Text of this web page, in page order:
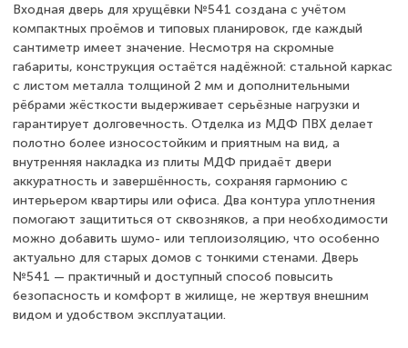
Входная дверь для хрущёвки №541 создана с учётом
компактных проёмов и типовых планировок, где каждый
сантиметр имеет значение. Несмотря на скромные
габариты, конструкция остаётся надёжной: стальной каркас
с листом металла толщиной 2 мм и дополнительными
рёбрами жёсткости выдерживает серьёзные нагрузки и
гарантирует долговечность. Отделка из МДФ ПВХ делает
полотно более износостойким и приятным на вид, а
внутренняя накладка из плиты МДФ придаёт двери
аккуратность и завершённость, сохраняя гармонию с
интерьером квартиры или офиса. Два контура уплотнения
помогают защититься от сквозняков, а при необходимости
можно добавить шумо- или теплоизоляцию, что особенно
актуально для старых домов с тонкими стенами. Дверь
№541 — практичный и доступный способ повысить
безопасность и комфорт в жилище, не жертвуя внешним
видом и удобством эксплуатации.